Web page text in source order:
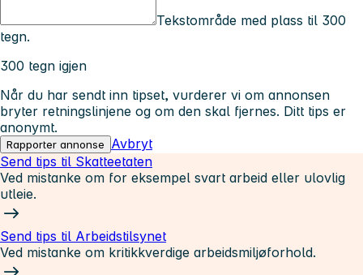
Tekstområde med plass til 300
tegn.
300 tegn igjen
Når du har sendt inn tipset, vurderer vi om annonsen
bryter retningslinjene og om den skal fjernes. Ditt tips er
anonymt.
Rapporter annonse
Avbryt
Send tips til Skatteetaten
Ved mistanke om for eksempel svart arbeid eller ulovlig
utleie.
Send tips til Arbeidstilsynet
Ved mistanke om kritikkverdige arbeidsmiljøforhold.